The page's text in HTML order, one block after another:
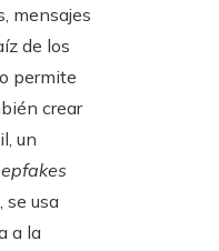
mensajes
de los
permite
crear
un
se usa
a la